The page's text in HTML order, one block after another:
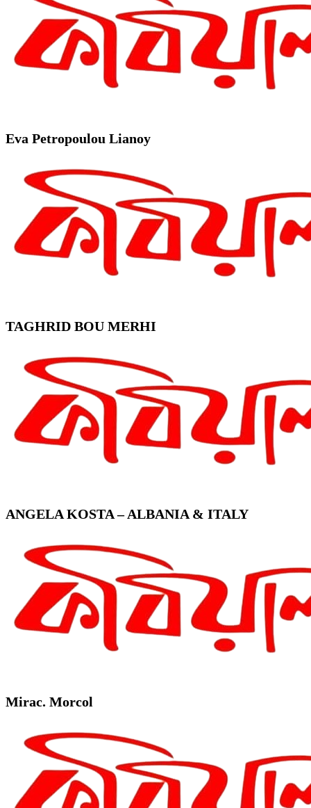
Eva Petropoulou Lianoy
TAGHRID BOU MERHI
ANGELA KOSTA – ALBANIA & ITALY
Mirac. Morcol